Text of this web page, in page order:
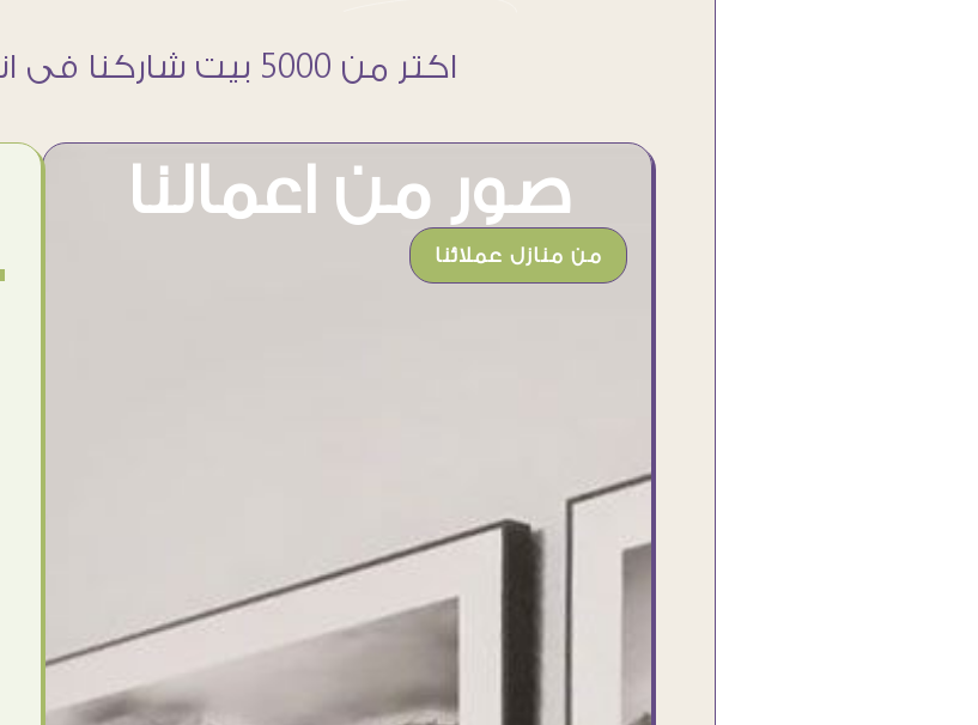
اكتر من 5000 بيت شاركنا فى اننا نخلى حوائطهم اجمل
صور من اعمالنا
من منازل عملائنا
وإرضاء العميل والخامات والتقفيل وسرعة
التوصيل. بصراحه وبمنتهي الأمانه مكسب
Doaa Elsayd
القاهرة - مصر